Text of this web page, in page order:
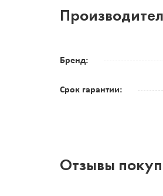
Бренд:
Срок гарантии:
Отзывы